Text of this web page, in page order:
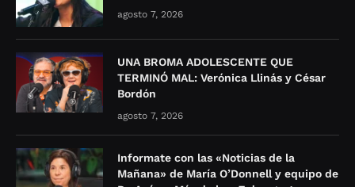
agosto 7, 2026
UNA BROMA ADOLESCENTE QUE
TERMINÓ MAL: Verónica Llinás y César
Bordón
agosto 7, 2026
Informate con las «Noticias de la
Mañana» de María O’Donnell y equipo de